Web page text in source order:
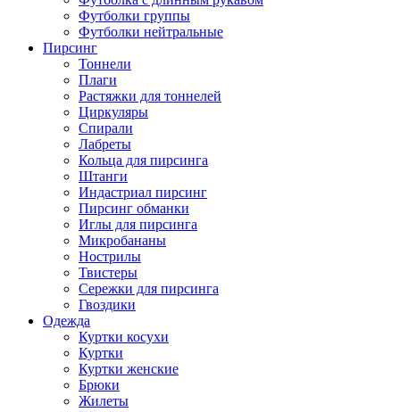
Футболки группы
Футболки нейтральные
Пирсинг
Тоннели
Плаги
Растяжки для тоннелей
Циркуляры
Спирали
Лабреты
Кольца для пирсинга
Штанги
Индастриал пирсинг
Пирсинг обманки
Иглы для пирсинга
Микробананы
Нострилы
Твистеры
Сережки для пирсинга
Гвоздики
Одежда
Куртки косухи
Куртки
Куртки женские
Брюки
Жилеты